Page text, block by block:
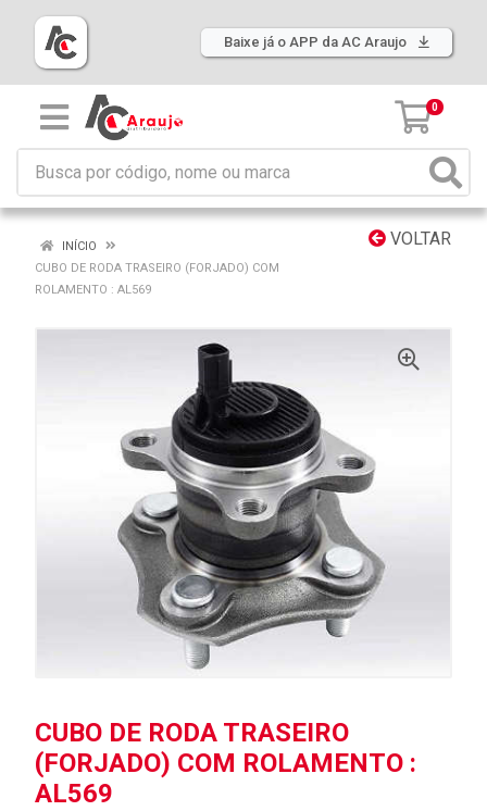
Baixe já o APP da AC Araujo
0
VOLTAR
INÍCIO
CUBO DE RODA TRASEIRO (FORJADO) COM
ROLAMENTO : AL569
CUBO DE RODA TRASEIRO
(FORJADO) COM ROLAMENTO :
AL569